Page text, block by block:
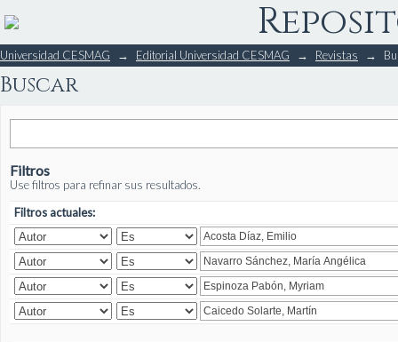
Buscar
Universidad CESMAG → Editorial Universidad CESMAG → Revistas →
Buscar
Filtros
Use filtros para refinar sus resultados.
Filtros actuales: